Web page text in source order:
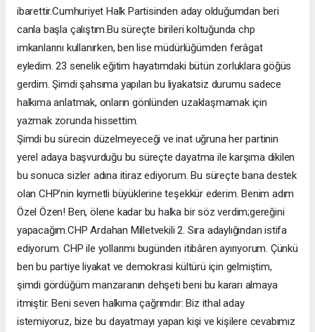
ibarettir.Cumhuriyet Halk Partisinden aday olduğumdan beri
canla başla çalıştım.Bu süreçte birileri koltuğunda chp
imkanlarını kullanırken, ben lise müdürlüğümden ferâgat
eyledim. 23 senelik eğitim hayatımdaki bütün zorluklara göğüs
gerdim. Şimdi şahsıma yapılan bu liyakatsiz durumu sadece
halkıma anlatmak, onların gönlünden uzaklaşmamak için
yazmak zorunda hissettim.
Şimdi bu sürecin düzelmeyeceği ve inat uğruna her partinin
yerel adaya başvurduğu bu süreçte dayatma ile karşıma dikilen
bu sonuca sizler adına itiraz ediyorum. Bu süreçte bana destek
olan CHP’nin kıymetli büyüklerine teşekkür ederim. Benim adım
Özel Özen! Ben, ölene kadar bu halka bir söz verdim;gereğini
yapacağım.CHP Ardahan Milletvekili 2. Sıra adaylığından istifa
ediyorum. CHP ile yollarımı bugünden itibâren ayırıyorum. Çünkü
ben bu partiye liyakat ve demokrasi kültürü için gelmiştim,
şimdi gördüğüm manzaranın dehşeti beni bu kararı almaya
itmiştir. Beni seven halkıma çağrımdır: Biz ithal aday
istemiyoruz, bize bu dayatmayı yapan kişi ve kişilere cevabımız